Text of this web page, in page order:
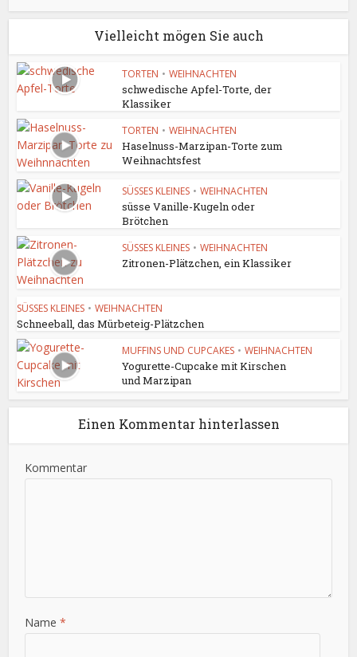
Vielleicht mögen Sie auch
TORTEN • WEIHNACHTEN
schwedische Apfel-Torte, der
Klassiker
TORTEN • WEIHNACHTEN
Haselnuss-Marzipan-Torte zum
Weihnachtsfest
SÜSSES KLEINES • WEIHNACHTEN
süsse Vanille-Kugeln oder
Brötchen
SÜSSES KLEINES • WEIHNACHTEN
Zitronen-Plätzchen, ein Klassiker
SÜSSES KLEINES • WEIHNACHTEN
Schneeball, das Mürbeteig-Plätzchen
MUFFINS UND CUPCAKES • WEIHNACHTEN
Yogurette-Cupcake mit Kirschen
und Marzipan
Einen Kommentar hinterlassen
Kommentar
Name*